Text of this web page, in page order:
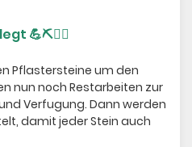
💪⛏️👷‍♂️
Pflastersteine um den
nun noch Restarbeiten zur
Verfugung. Dann werden
damit jeder Stein auch